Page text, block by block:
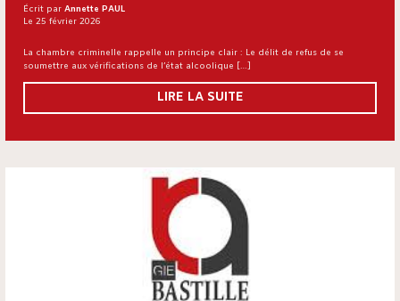
Écrit par Annette PAUL
Le 25 février 2026
La chambre criminelle rappelle un principe clair : Le délit de refus de se
soumettre aux vérifications de l’état alcoolique […]
LIRE LA SUITE